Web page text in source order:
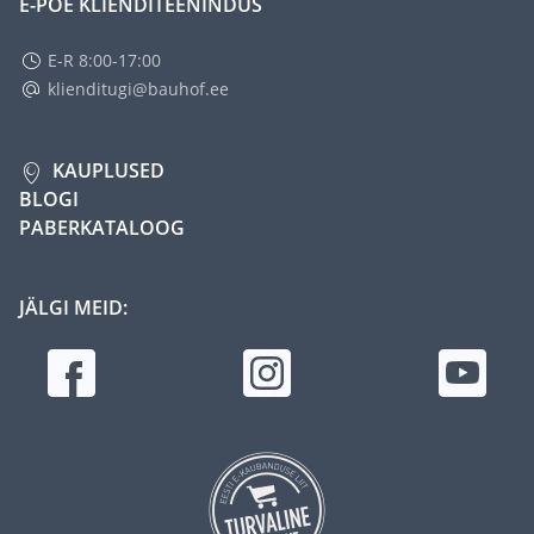
E-R 8:00-17:00
klienditugi@bauhof.ee
KAUPLUSED
BLOGI
PABERKATALOOG
JÄLGI MEID: